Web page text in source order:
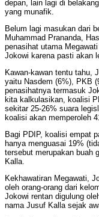
depan, lain lagi di
yang munafik.
Belum lagi masukan dari
Muhammad Prananda,
penasihat utama
Jokowi karena pasti akan
Kawan-kawan tentu tahu,
yaitu Nasdem (6%), PKB
penasihatnya termasuk
kita kalkulasikan, koalisi
sekitar 25-26% suara
koalisi akan memperoleh
Bagi PDIP, koalisi empat
hanya menguasai 19%
tersebut merupakan buah
Kalla.
Kekhawatiran Megawati,
oleh orang-orang dari
Jokowi rentan digulung
nama Jusuf Kalla sejak